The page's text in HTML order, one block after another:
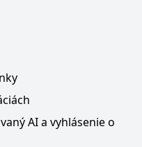
AI a vyhlásenie o